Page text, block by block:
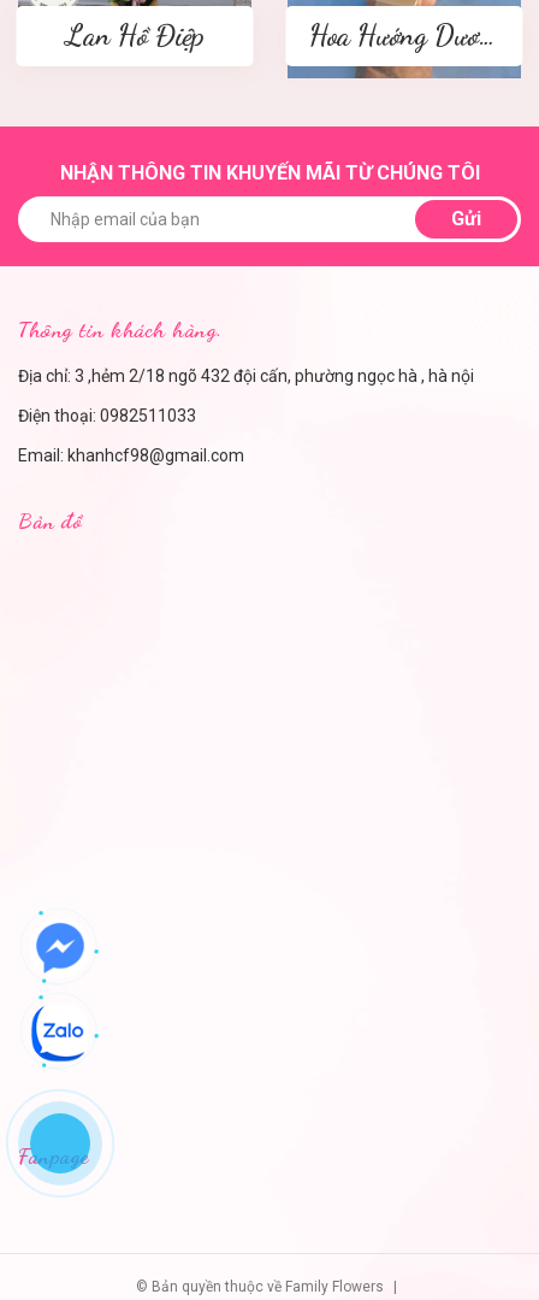
Lan Hồ Điệp Hoa Hướng Dương
NHẬN THÔNG TIN KHUYẾN MÃI TỪ CHÚNG TÔI
Gửi
Thông tin khách hàng.
Địa chỉ: 3 ,hẻm 2/18 ngõ 432 đội cấn, phường ngọc hà , hà nội
Điện thoại: 0982511033
Email: khanhcf98@gmail.com
Bản đồ
Fanpage
© Bản quyền thuộc về Family Flowers